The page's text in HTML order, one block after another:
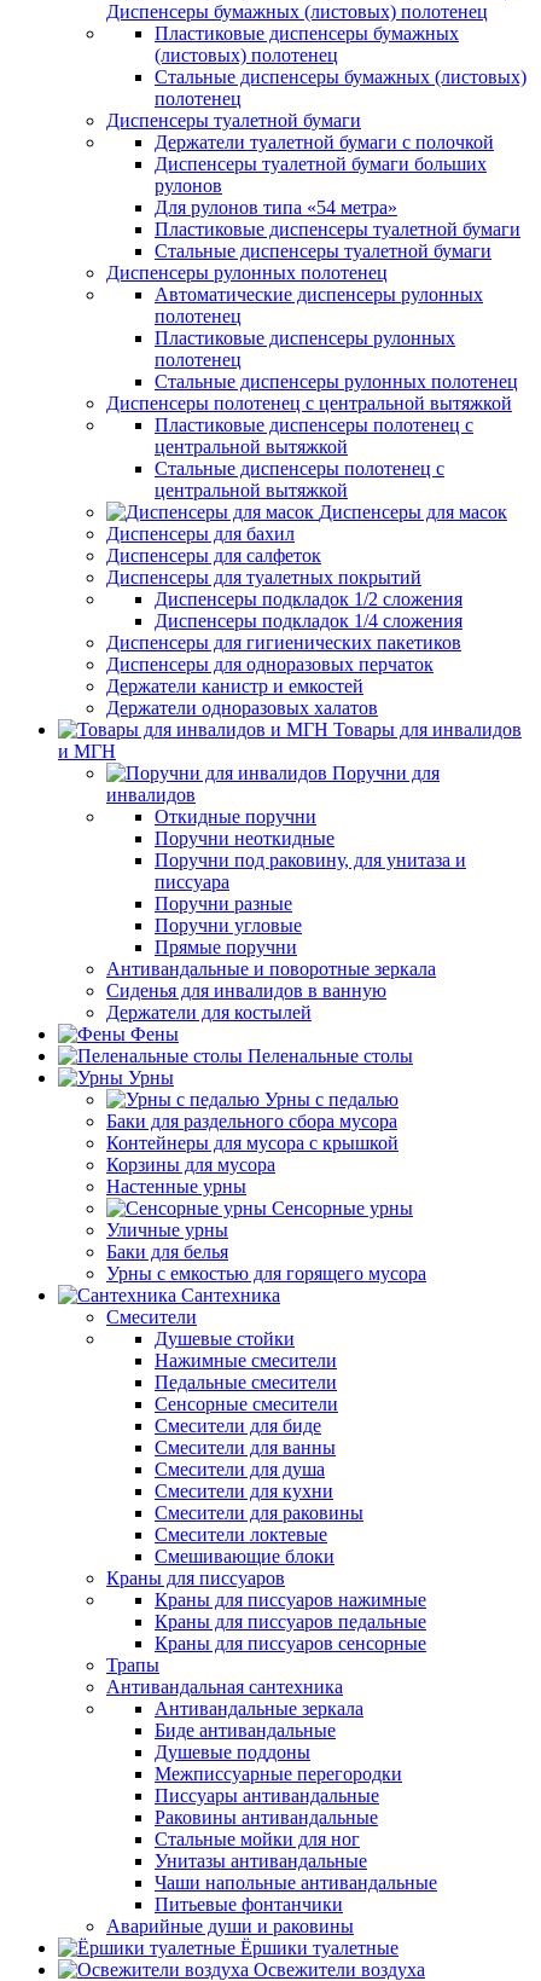
Диспенсеры бумажных (листовых) полотенец
Пластиковые диспенсеры бумажных
(листовых) полотенец
Стальные диспенсеры бумажных (листовых)
полотенец
Диспенсеры туалетной бумаги
Держатели туалетной бумаги с полочкой
Диспенсеры туалетной бумаги больших
рулонов
Для рулонов типа «54 метра»
Пластиковые диспенсеры туалетной бумаги
Стальные диспенсеры туалетной бумаги
Диспенсеры рулонных полотенец
Автоматические диспенсеры рулонных
полотенец
Пластиковые диспенсеры рулонных
полотенец
Стальные диспенсеры рулонных полотенец
Диспенсеры полотенец с центральной вытяжкой
Пластиковые диспенсеры полотенец с
центральной вытяжкой
Стальные диспенсеры полотенец с
центральной вытяжкой
Диспенсеры для масок
Диспенсеры для бахил
Диспенсеры для салфеток
Диспенсеры для туалетных покрытий
Диспенсеры подкладок 1/2 сложения
Диспенсеры подкладок 1/4 сложения
Диспенсеры для гигиенических пакетиков
Диспенсеры для одноразовых перчаток
Держатели канистр и емкостей
Держатели одноразовых халатов
Товары для инвалидов
и МГН
Поручни для
инвалидов
Откидные поручни
Поручни неоткидные
Поручни под раковину, для унитаза и
писсуара
Поручни разные
Поручни угловые
Прямые поручни
Антивандальные и поворотные зеркала
Сиденья для инвалидов в ванную
Держатели для костылей
Фены
Пеленальные столы
Урны
Урны с педалью
Баки для раздельного сбора мусора
Контейнеры для мусора с крышкой
Корзины для мусора
Настенные урны
Сенсорные урны
Уличные урны
Баки для белья
Урны с емкостью для горящего мусора
Сантехника
Смесители
Душевые стойки
Нажимные смесители
Педальные смесители
Сенсорные смесители
Смесители для биде
Смесители для ванны
Смесители для душа
Смесители для кухни
Смесители для раковины
Смесители локтевые
Смешивающие блоки
Краны для писсуаров
Краны для писсуаров нажимные
Краны для писсуаров педальные
Краны для писсуаров сенсорные
Трапы
Антивандальная сантехника
Антивандальные зеркала
Биде антивандальные
Душевые поддоны
Межписсуарные перегородки
Писсуары антивандальные
Раковины антивандальные
Стальные мойки для ног
Унитазы антивандальные
Чаши напольные антивандальные
Питьевые фонтанчики
Аварийные души и раковины
Ёршики туалетные
Освежители воздуха